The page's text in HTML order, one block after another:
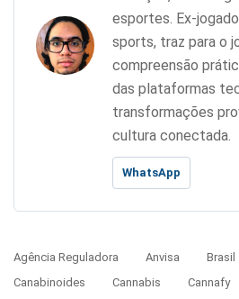
esportes. Ex-
sports, traz para o
compreensão
das plataformas
transformações
cultura conectada.
WhatsApp
Agência Reguladora Anvisa
Brasil
Canabinoides
Cannabis
Cannafy